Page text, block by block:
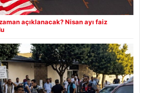
açıklanacak? Nisan ayı faiz